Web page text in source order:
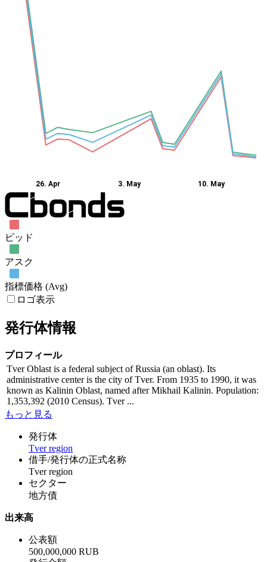
26. Apr 3. May 10. May
ビッド
アスク
指標価格 (Avg)
ロゴ表示
発行体情報
プロフィール
Tver Oblast is a federal subject of Russia (an oblast). Its
administrative center is the city of Tver. From 1935 to 1990, it was
known as Kalinin Oblast, named after Mikhail Kalinin. Population:
1,353,392 (2010 Census). Tver ...
もっと見る
発行体
Tver region
借手/発行体の正式名称
Tver region
セクター
地方債
出来高
公表額
500,000,000 RUB